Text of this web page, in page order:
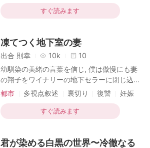
死に追い詰めた冷酷な記録と, 歪んだ愛情の
告白が記されていた. 「これで邪魔者はいな
が, 本当の悪夢はそこから始まった. 夫は私を
弟の「代用品」としか見ておらず, 弟の恋
通して弟を愛し, 美咲の中に私の父の面影を
求めていた. 夫の裏切り, 弟の恋人の無慈悲,
そして弟自身の病的な依存. 私を責め立てる
家族の中で
ヒロイン目線
犯罪者
すぐ読みます
凍てつく地下室の妻
出合 則幸 10k
10
幼馴染の美緒の言葉を信じ, 僕は傲慢にも妻
の翔子をワイナリーの地下セラーに閉じ込め
た. ただ謝罪させる, それだけのつもりだった.
痕を残し, 絶望の中で凍え死んだ翔子の亡骸
だった. 世間は僕を「愛人のために妻を殺し
る. 隣で涙を流す美緒を慰めながら, 僕は罪悪
都市 多視点叙述 裏切り 復讐
妊娠
犯罪者
すぐ読みます
君が染める白黒の世界〜冷徹なる